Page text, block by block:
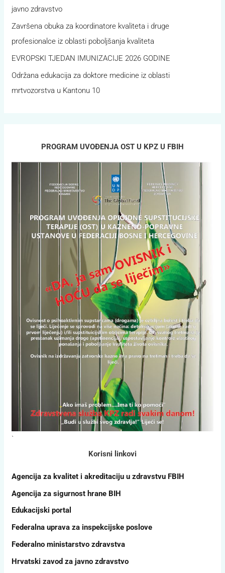
javno zdravstvo
Završena obuka za koordinatore kvaliteta i druge
profesionalce iz oblasti poboljšanja kvaliteta
EVROPSKI TJEDAN IMUNIZACIJE 2026 GODINE
Održana edukacija za doktore medicine iz oblasti
mrtvozorstva u Kantonu 10
PROGRAM UVOĐENJA OST U KPZ U FBIH
`
Korisni linkovi
Agencija za kvalitet i akreditaciju u zdravstvu FBIH
Agencija za sigurnost hrane BIH
Edukacijski portal
Federalna uprava za inspekcijske poslove
Federalno ministarstvo zdravstva
Hrvatski zavod za javno zdravstvo